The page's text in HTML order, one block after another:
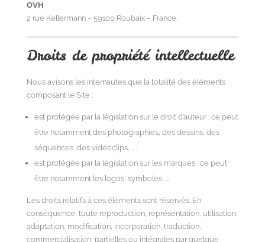
OVH
2 rue Kellermann – 59100 Roubaix – France.
Droits de propriété intellectuelle
Nous avisons les internautes que la totalité des éléments
composant le Site :
est protégée par la législation sur le droit d’auteur : ce peut
être notamment des photographies, des dessins, des
séquences, des vidéoclips, … ;
est protégée par la législation sur les marques : ce peut
être notamment les logos, symboles, …
Les droits relatifs à ces éléments sont réservés. En
conséquence, toute reproduction, représentation, utilisation,
adaptation, modification, incorporation, traduction,
commercialisation, partielles ou intégrales par quelque